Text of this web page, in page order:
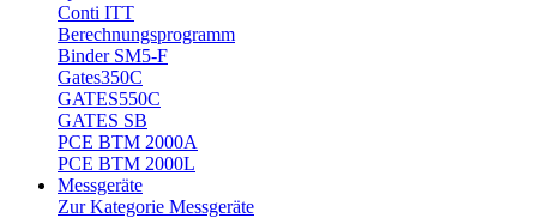
Conti ITT
Berechnungsprogramm
Binder SM5-F
Gates350C
GATES550C
GATES SB
PCE BTM 2000A
PCE BTM 2000L
Messgeräte
Zur Kategorie Messgeräte